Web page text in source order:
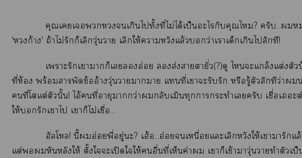
คุณเเเกินไทั้งที่ไม่ได้เป็นะไกับคุณไ? ครับ
'หวงก้าง' ถ้าไม่รักก็เลิกวุ่นวาย เลิกให้าหวังแล้วว่าเาเด็กเกินไสักที!
เาะรักเาาก็เอ่อย ส่งาตายั่ว(?)ดู ไะแกล้งแต่งตัว
ที่ห้อง พร้อมาพัดข้ออ้างวุ่นวายาา แที่เาะรับรัก หรือรู้ตัวสักทีว่า
คนที่โแต่ตัวนั้น! ไอ้คนที่อายุากว่ากลับเมินทุกาะทำเลยครับ เชื่อเะ
ให้รักเาไ เาก็ไม่เชื่อ...
ฮัลโหล! นี้อ่อยพี่อยู่ะ? เฮ้อ...อ่อยเหนื่อยแะเลิกหวังให้เามารักแ
แต่หันหลังให้ ตั้งใะเปิดใให้อื่นที่เห็นค่า เาก็เข้าาวุ่นวายทำตัวเป็